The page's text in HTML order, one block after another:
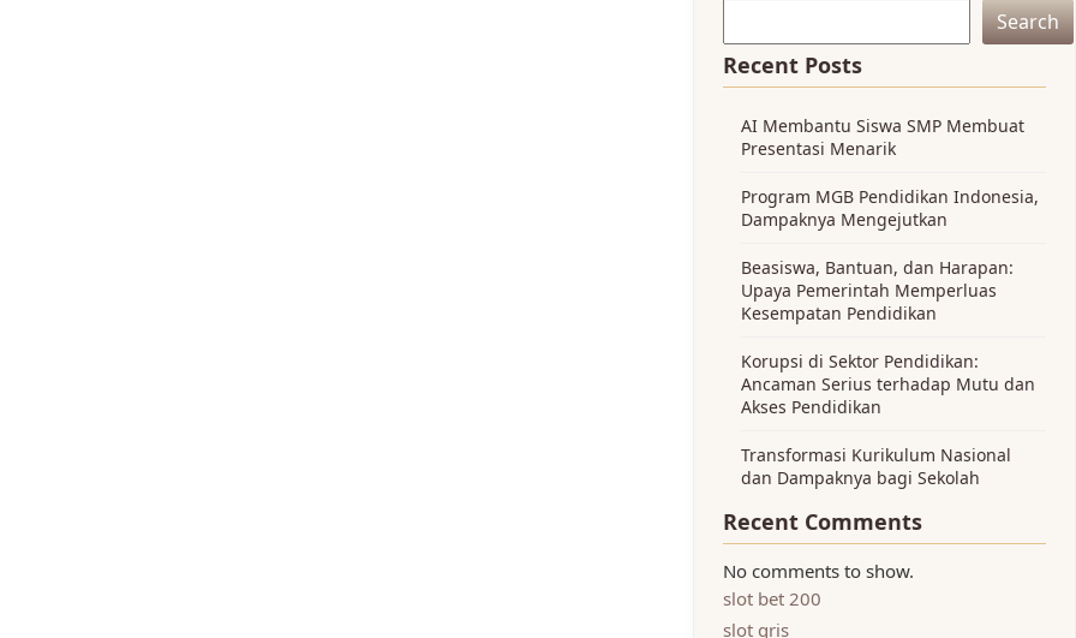
Search
Recent Posts
AI Membantu Siswa SMP Membuat
Presentasi Menarik
Program MGB Pendidikan Indonesia,
Dampaknya Mengejutkan
Beasiswa, Bantuan, dan Harapan:
Upaya Pemerintah Memperluas
Kesempatan Pendidikan
Korupsi di Sektor Pendidikan:
Ancaman Serius terhadap Mutu dan
Akses Pendidikan
Transformasi Kurikulum Nasional
dan Dampaknya bagi Sekolah
Recent Comments
No comments to show.
slot bet 200
slot qris